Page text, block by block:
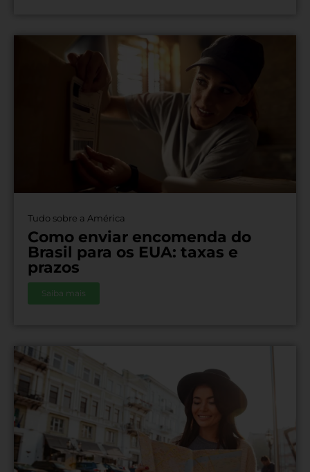
Tudo sobre a América
Como enviar encomenda do
Brasil para os EUA: taxas e
prazos
Saiba mais